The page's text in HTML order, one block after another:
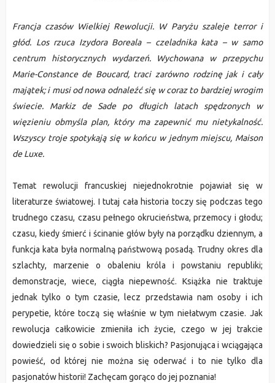
Francja czasów Wielkiej Rewolucji. W Paryżu szaleje terror i
głód. Los rzuca Izydora Boreala – czeladnika kata – w samo
centrum historycznych wydarzeń. Wychowana w przepychu
Marie-Constance de Boucard, traci zarówno rodzinę jak i cały
majątek; i musi od nowa odnaleźć się w coraz to bardziej wrogim
świecie. Markiz de Sade po długich latach spędzonych w
więzieniu obmyśla plan, który ma zapewnić mu nietykalność.
Wszyscy troje spotykają się w końcu w jednym miejscu, Maison
de Luxe.
Temat rewolucji francuskiej niejednokrotnie pojawiał się w
literaturze światowej. I tutaj cała historia toczy się podczas tego
trudnego czasu, czasu pełnego okrucieństwa, przemocy i głodu;
czasu, kiedy śmierć i ścinanie głów były na porządku dziennym, a
funkcja kata była normalną państwową posadą. Trudny okres dla
szlachty, marzenie o obaleniu króla i powstaniu republiki;
demonstracje, wiece, ciągła niepewność. Książka nie traktuje
jednak tylko o tym czasie, lecz przedstawia nam osoby i ich
perypetie, które toczą się właśnie w tym niełatwym czasie. Jak
rewolucja całkowicie zmieniła ich życie, czego w jej trakcie
dowiedzieli się o sobie i swoich bliskich? Pasjonująca i wciągająca
powieść, od której nie można się oderwać i to nie tylko dla
pasjonatów historii! Zachęcam gorąco do jej poznania!